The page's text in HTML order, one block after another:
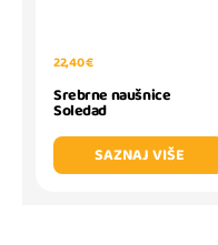
22,40 €
Srebrne naušnice
Soledad
SAZNAJ VIŠE